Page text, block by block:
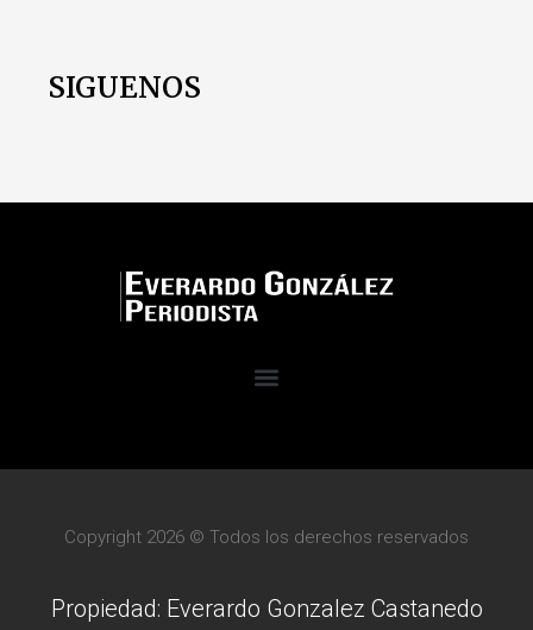
SIGUENOS
Copyright 2026 © Todos los derechos reservados
Propiedad: Everardo Gonzalez Castanedo